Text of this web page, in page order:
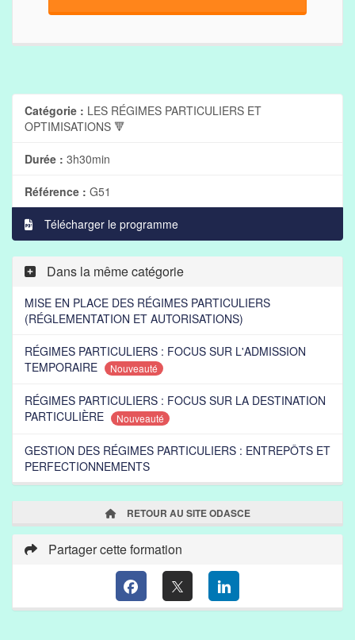
Catégorie : LES RÉGIMES PARTICULIERS ET
OPTIMISATIONS 🔻
Durée : 3h30min
Référence : G51
Télécharger le programme
Dans la même catégorie
MISE EN PLACE DES RÉGIMES PARTICULIERS
(RÉGLEMENTATION ET AUTORISATIONS)
RÉGIMES PARTICULIERS : FOCUS SUR L'ADMISSION
TEMPORAIRE
Nouveauté
RÉGIMES PARTICULIERS : FOCUS SUR LA DESTINATION
PARTICULIÈRE
Nouveauté
GESTION DES RÉGIMES PARTICULIERS : ENTREPÔTS ET
PERFECTIONNEMENTS
RETOUR AU SITE ODASCE
Partager cette formation